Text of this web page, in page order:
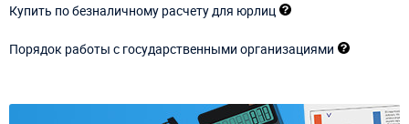
Купить по безналичному расчету для юрлиц
Порядок работы с государственными организациями